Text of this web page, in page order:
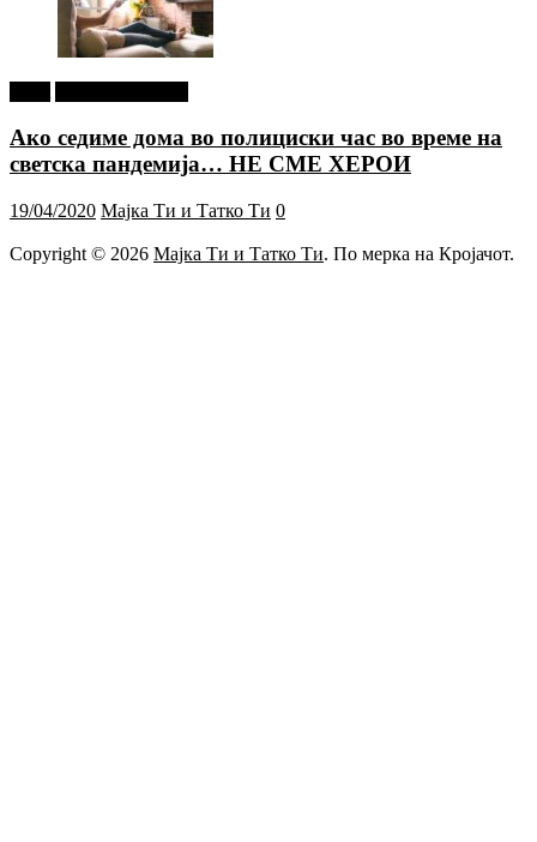
Ако седиме дома во полициски час во време на
светска пандемија… НЕ СМЕ ХЕРОИ
19/04/2020 Мајка Ти и Татко Ти 0
Copyright © 2026 Мајка Ти и Татко Ти. По мерка на Кројачот.